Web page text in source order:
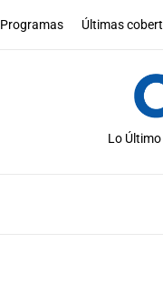
Programas Últimas
Lo Último